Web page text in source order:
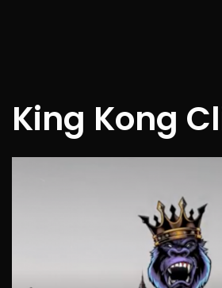
King Kong